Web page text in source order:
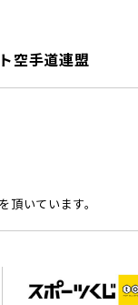
空手道連盟
頂いています。